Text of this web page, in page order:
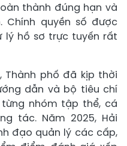
thành đúng hạn và
Chính quyền số được
lý hồ sơ trực tuyến rất
Thành phố đã kịp thời
dẫn và bộ tiêu chí
nhóm tập thể, cá
tác. Năm 2025, Hải
đạo quản lý các cấp,